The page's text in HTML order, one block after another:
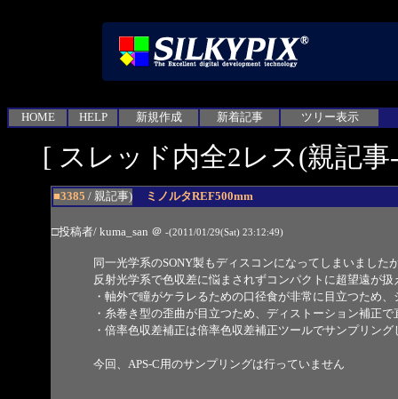
HOME HELP 新規作成 新着記事 ツリー表示
[ スレッド内全2レス(親記
■3385 / 親記事) ミノルタREF500mm
□投稿者/ kuma_san ＠ -(2011/01/29(Sat) 23:12:49)
同一光学系のSONY製もディスコンになってしまいまし
反射光学系で色収差に悩まされずコンパクトに超望遠が扱
・軸外で瞳がケラレるための口径食が非常に目立つため
・糸巻き型の歪曲が目立つため、ディストーション補正
・倍率色収差補正は倍率色収差補正ツールでサンプリン
今回、APS-C用のサンプリングは行っていません